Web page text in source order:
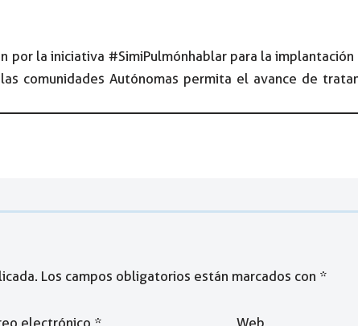
por la iniciativa #SimiPulmónhablar para la
comunidades Autónomas permita el avance de
Los campos obligatorios están marcados con *